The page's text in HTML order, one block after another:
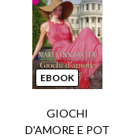
EBOOK
GIOCHI
D'AMORE E POT